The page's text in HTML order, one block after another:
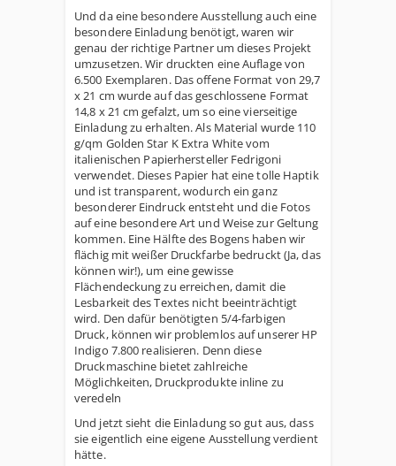
Und da eine besondere Ausstellung auch eine
besondere Einladung benötigt, waren wir
genau der richtige Partner um dieses Projekt
umzusetzen. Wir druckten eine Auflage von
6.500 Exemplaren. Das offene Format von 29,7
x 21 cm wurde auf das geschlossene Format
14,8 x 21 cm gefalzt, um so eine vierseitige
Einladung zu erhalten. Als Material wurde 110
g/qm Golden Star K Extra White vom
italienischen Papierhersteller Fedrigoni
verwendet. Dieses Papier hat eine tolle Haptik
und ist transparent, wodurch ein ganz
besonderer Eindruck entsteht und die Fotos
auf eine besondere Art und Weise zur Geltung
kommen. Eine Hälfte des Bogens haben wir
flächig mit weißer Druckfarbe bedruckt (Ja, das
können wir!), um eine gewisse
Flächendeckung zu erreichen, damit die
Lesbarkeit des Textes nicht beeinträchtigt
wird. Den dafür benötigten 5/4-farbigen
Druck, können wir problemlos auf unserer HP
Indigo 7.800 realisieren. Denn diese
Druckmaschine bietet zahlreiche
Möglichkeiten, Druckprodukte inline zu
veredeln
Und jetzt sieht die Einladung so gut aus, dass
sie eigentlich eine eigene Ausstellung verdient
hätte.